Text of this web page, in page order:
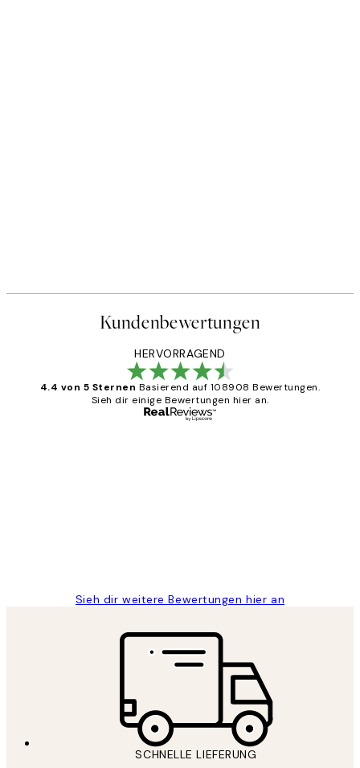
Kundenbewertungen
HERVORRAGEND
4.4 von 5 Sternen Basierend auf 108908 Bewertungen.
Sieh dir einige Bewertungen hier an.
Sieh dir weitere Bewertungen hier an
SCHNELLE LIEFERUNG